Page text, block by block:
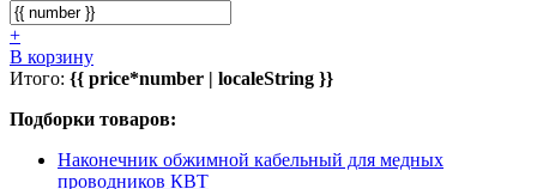
+
В корзину
Итого: {{ price*number | localeString }}
Подборки товаров:
Наконечник обжимной кабельный для медных
проводников КВТ